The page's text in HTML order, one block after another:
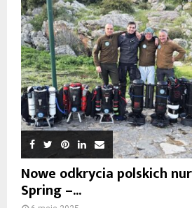
Nowe odkrycia polskich
Spring –...